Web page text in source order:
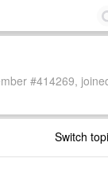
#414269,
Switch